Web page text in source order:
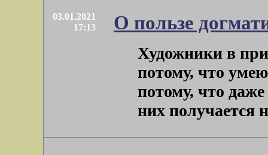
03.01.2021
17:13
О пользе
Художники в
потому, что
потому, что
них получается